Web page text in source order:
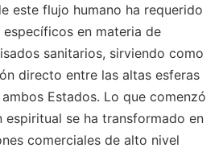
este flujo humano ha requerido
en materia de
sanitarios, sirviendo como
directo entre las altas esferas
Estados. Lo que comenzó
se ha transformado en
comerciales de alto nivel